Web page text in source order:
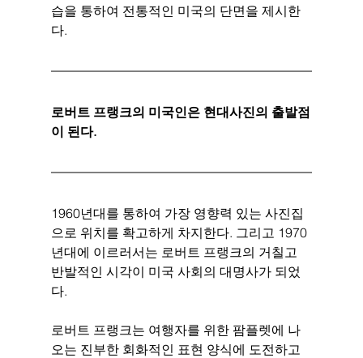
습을 통하여 전통적인 미국의 단면을 제시한
다.
로버트 프랭크의 미국인은 현대사진의 출발점
이 된다.
1960년대를 통하여 가장 영향력 있는 사진집
으로 위치를 확고하게 차지한다. 그리고 1970
년대에 이르러서는 로버트 프랭크의 거칠고
반발적인 시각이 미국 사회의 대명사가 되었
다.
로버트 프랭크는 여행자를 위한 팜플렛에 나
오는 진부한 회화적인 표현 양식에 도전하고